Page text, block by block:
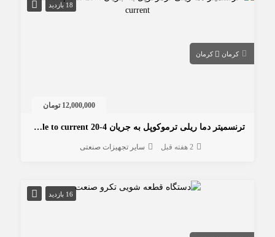
18 بازدید
کرمان کرمان
12,000,000 تومان
ترنسمیتر دما ریلی ترموکوپل به جریان 4-20 thermocouple to current
2 هفته قبل سایر تجهیزات صنعتی
16 بازدید